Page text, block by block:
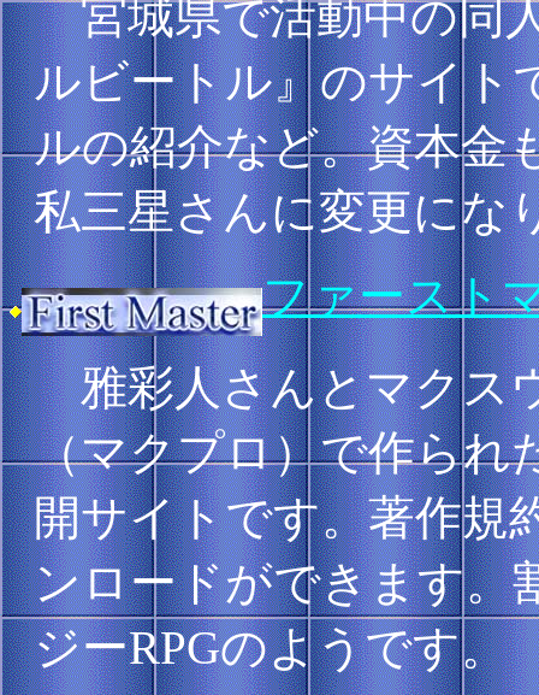
宮城県で活動中の同
ルビートル』のサイト
ルの紹介など。資本金
私三星さんに変更にな
ファースト
雅彩人さんとマクス
（マクプロ）で作られ
開サイトです。著作規
ンロードができます。
ジーRPGのようです。